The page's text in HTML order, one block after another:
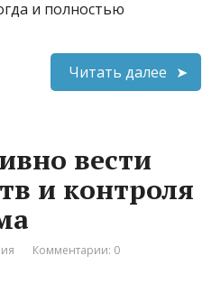
и полностью
Читать далее
вести
и контроля
Комментарии: 0